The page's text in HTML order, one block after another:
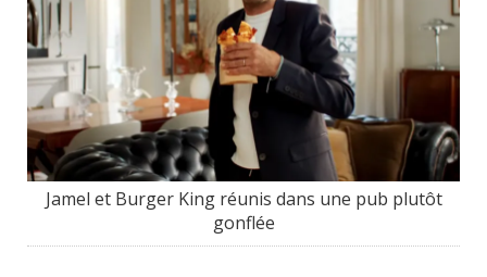
Jamel et Burger King réunis dans une pub plutôt
gonflée